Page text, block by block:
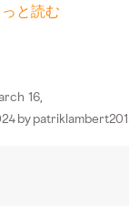
est
っと読む
16,
by